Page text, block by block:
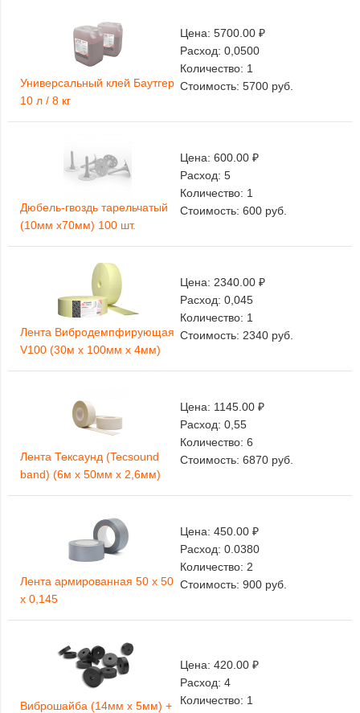
Универсальный клей Баутгер
10 л / 8 кг
Цена: 5700.00 ₽
Расход: 0,0500
Количество: 1
Стоимость: 5700 руб.
Дюбель-гвоздь тарельчатый
(10мм х70мм) 100 шт.
Цена: 600.00 ₽
Расход: 5
Количество: 1
Стоимость: 600 руб.
Лента Вибродемпфирующая
V100 (30м x 100мм x 4мм)
Цена: 2340.00 ₽
Расход: 0,045
Количество: 1
Стоимость: 2340 руб.
Лента Тексаунд (Tecsound
band) (6м x 50мм x 2,6мм)
Цена: 1145.00 ₽
Расход: 0,55
Количество: 6
Стоимость: 6870 руб.
Лента армированная 50 х 50
х 0,145
Цена: 450.00 ₽
Расход: 0.0380
Количество: 2
Стоимость: 900 руб.
Виброшайба (14мм х 5мм) +
Цена: 420.00 ₽
Расход: 4
Количество: 1